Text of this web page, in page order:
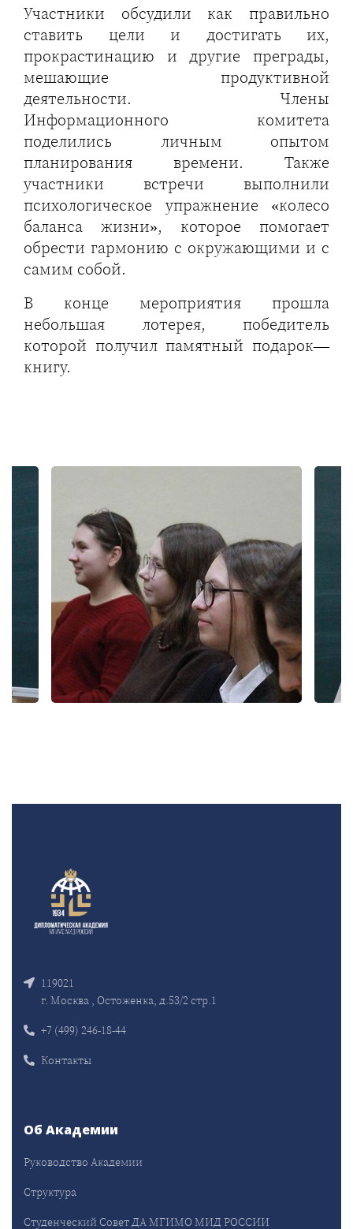
Участники обсудили как правильно
ставить цели и достигать их,
прокрастинацию и другие преграды,
мешающие продуктивной
деятельности. Члены
Информационного комитета
поделились личным опытом
планирования времени. Также
участники встречи выполнили
психологическое упражнение «колесо
баланса жизни», которое помогает
обрести гармонию с окружающими и с
самим собой.
В конце мероприятия прошла
небольшая лотерея, победитель
которой получил памятный подарок—
книгу.
119021
г. Москва , Остоженка, д.53/2 стр.1
+7 (499) 246-18-44
Контакты
Об Академии
Руководство Академии
Структура
Студенческий Совет ДА МГИМО МИД РОССИИ